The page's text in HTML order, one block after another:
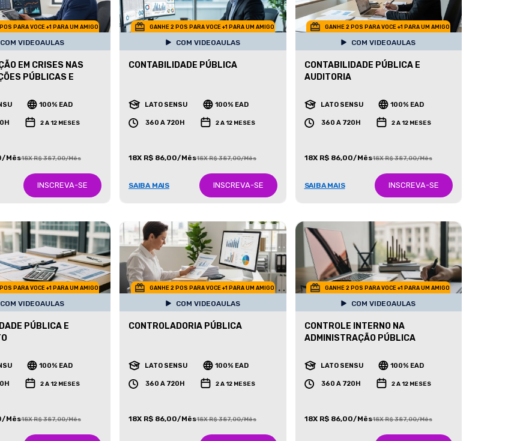
PARA VOCE +1 PARA UM AMIGO
COM VIDEOAULAS
EM CRISES NAS
PÚBLICAS E
100% EAD
2 A 12 MESES
Mês18X R$ 387,00/Mês
INSCREVA-SE
GANHE 2 POS PARA VOCE +1 PARA UM AMIGO
COM VIDEOAULAS
CONTABILIDADE PÚBLICA
LATO SENSU 100% EAD
360 A 720H 2 A 12 MESES
18X R$ 86,00/Mês18X R$ 387,00/Mês
SAIBA MAIS INSCREVA-SE
GANHE 2 POS PARA VOCE +1 PARA UM AMIGO
COM VIDEOAULAS
CONTABILIDADE PÚBLICA E
AUDITORIA
LATO SENSU 100% EAD
360 A 720H 2 A 12 MESES
18X R$ 86,00/Mês18X R$ 387,00/Mês
SAIBA MAIS INSCREVA-SE
PARA VOCE +1 PARA UM AMIGO
COM VIDEOAULAS
PÚBLICA E
100% EAD
2 A 12 MESES
Mês18X R$ 387,00/Mês
GANHE 2 POS PARA VOCE +1 PARA UM AMIGO
COM VIDEOAULAS
CONTROLADORIA PÚBLICA
LATO SENSU 100% EAD
360 A 720H 2 A 12 MESES
18X R$ 86,00/Mês18X R$ 387,00/Mês
GANHE 2 POS PARA VOCE +1 PARA UM AMIGO
COM VIDEOAULAS
CONTROLE INTERNO NA
ADMINISTRAÇÃO PÚBLICA
LATO SENSU 100% EAD
360 A 720H 2 A 12 MESES
18X R$ 86,00/Mês18X R$ 387,00/Mês